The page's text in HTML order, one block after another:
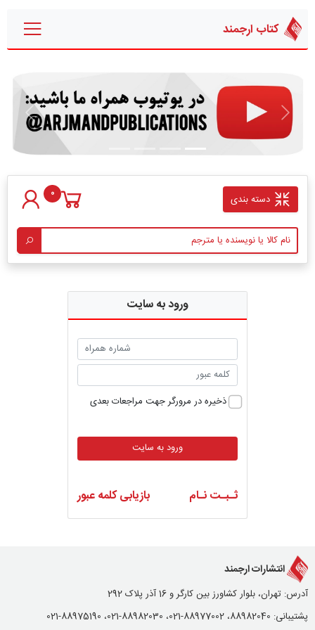
کتاب ارجمند
قبلی بعدی
دسته بندی 0
ورود به سایت
ذخیره در مرورگر جهت مراجعات بعدی
ورود به سایت
ثـبـت نـام بازیابی کلمه عبور
انتشارات ارجمند
آدرس: تهران، بلوار کشاورز بین کارگر و 16 آذر پلاک 292
پشتیبانی: 88982040، 88977002-021، 88982030-021، 88975190-021